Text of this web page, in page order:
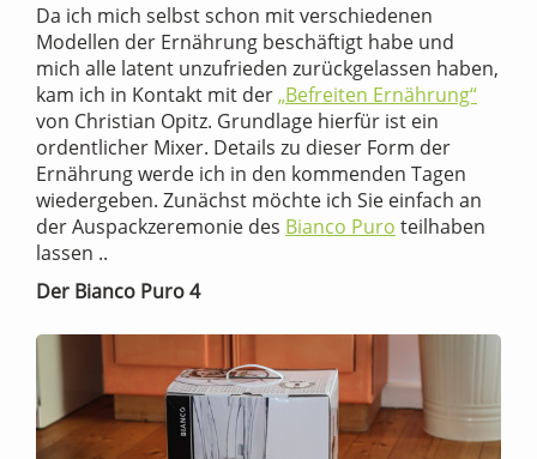
Da ich mich selbst schon mit verschiedenen
Modellen der Ernährung beschäftigt habe und
mich alle latent unzufrieden zurückgelassen haben,
kam ich in Kontakt mit der„Befreiten Ernährung“
von Christian Opitz. Grundlage hierfür ist ein
ordentlicher Mixer. Details zu dieser Form der
Ernährung werde ich in den kommenden Tagen
wiedergeben. Zunächst möchte ich Sie einfach an
der Auspackzeremonie des Bianco Puro teilhaben
lassen ..
Der Bianco Puro 4